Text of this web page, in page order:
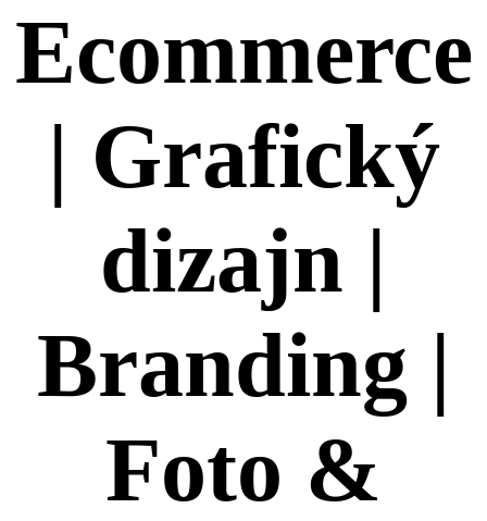
Ecommerce
| Grafický
dizajn |
Branding |
Foto &